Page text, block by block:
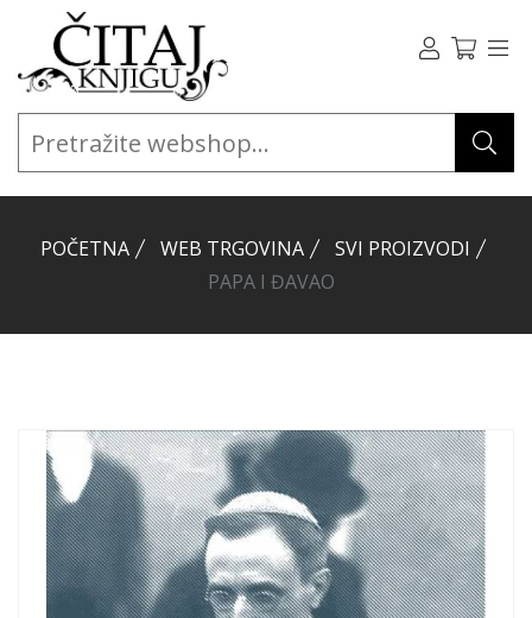
POČETNA WEB TRGOVINA
SVI PROIZVODI
PAPA I ĐAVAO